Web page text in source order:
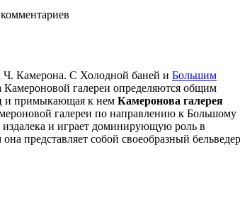
комментариев
Ч. Камерона. С Холодной баней и Большим
Камероновой галереи определяются общим
и примыкающая к нем Камеронова галерея
галереи по направлению к Большому
издалека и играет доминирующую роль в
представляет собой своеобразный